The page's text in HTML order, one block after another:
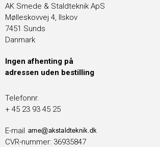
AK Smede & Staldteknik ApS
Mølleskovvej 4, Ilskov
7451 Sunds
Danmark
Ingen afhenting på
adressen uden bestilling
Telefonnr.
+ 45 23 93 45 25
E-mail
CVR-nummer: 36935847